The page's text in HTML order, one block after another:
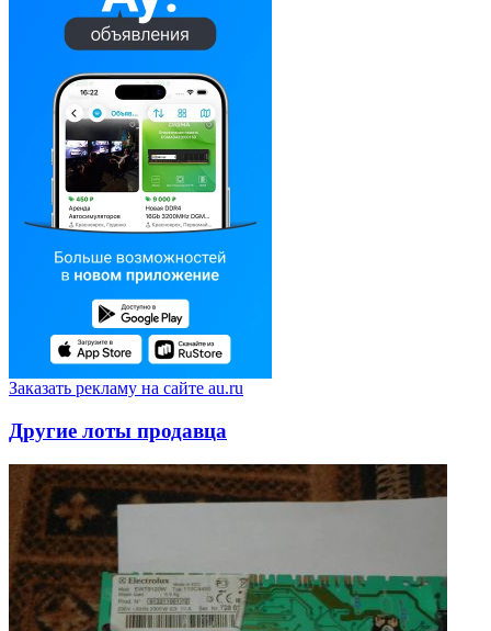
Заказать рекламу на сайте au.ru
Другие лоты продавца